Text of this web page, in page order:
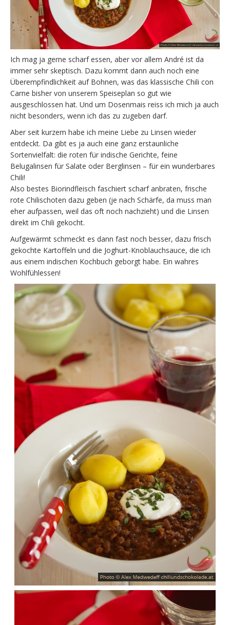
Ich mag ja gerne scharf essen, aber vor allem André ist da
immer sehr skeptisch. Dazu kommt dann auch noch eine
Überempfindlichkeit auf Bohnen, was das klassische Chili con
Carne bisher von unserem Speiseplan so gut wie
ausgeschlossen hat. Und um Dosenmais reiss ich mich ja auch
nicht besonders, wenn ich das zu zugeben darf.
Aber seit kurzem habe ich meine Liebe zu Linsen wieder
entdeckt. Da gibt es ja auch eine ganz erstaunliche
Sortenvielfalt: die roten für indische Gerichte, feine
Belugalinsen für Salate oder Berglinsen – für ein wunderbares
Chili!
Also bestes Biorindfleisch faschiert scharf anbraten, frische
rote Chilischoten dazu geben (je nach Schärfe, da muss man
eher aufpassen, weil das oft noch nachzieht) und die Linsen
direkt im Chili gekocht.
Aufgewärmt schmeckt es dann fast noch besser, dazu frisch
gekochte Kartoffeln und die Joghurt-Knoblauchsauce, die ich
aus einem indischen Kochbuch geborgt habe. Ein wahres
Wohlfühlessen!